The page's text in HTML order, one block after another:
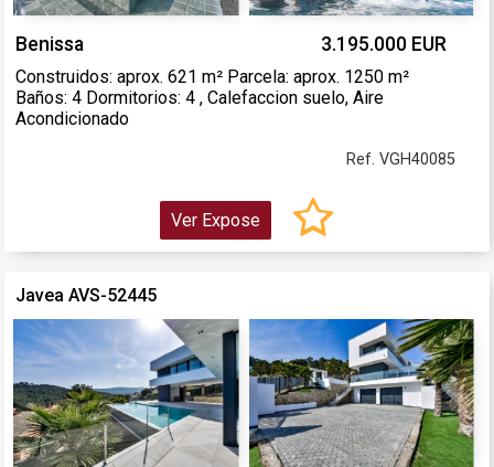
Benissa 3.195.000 EUR
Construidos: aprox. 621 m² Parcela: aprox. 1250 m²
Baños: 4 Dormitorios: 4 , Calefaccion suelo, Aire
Acondicionado
Ref. VGH40085
Ver Expose
Javea AVS-52445